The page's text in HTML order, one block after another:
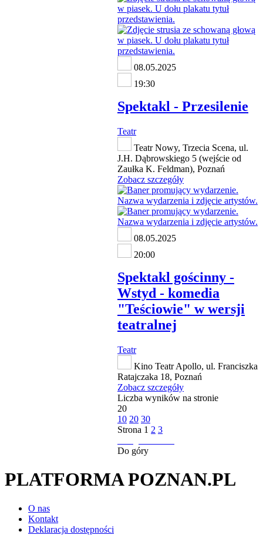
08.05.2025
19:30
Spektakl - Przesilenie
Teatr
Teatr Nowy, Trzecia Scena, ul.
J.H. Dąbrowskiego 5 (wejście od
Zaułka K. Feldman), Poznań
Zobacz szczegóły
08.05.2025
20:00
Spektakl gościnny -
Wstyd - komedia
"Teściowie" w wersji
teatralnej
Teatr
Kino Teatr Apollo, ul. Franciszka
Ratajczaka 18, Poznań
Zobacz szczegóły
Liczba wyników na stronie
20
10 20 30
Strona 1 2 3
Do góry
PLATFORMA POZNAN.PL
O nas
Kontakt
Deklaracja dostępności